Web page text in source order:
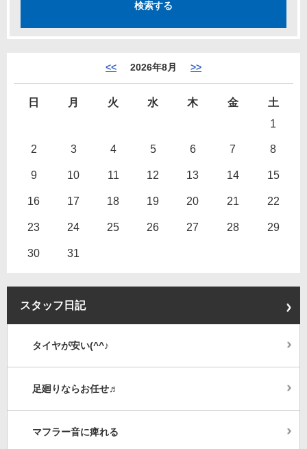
<< 2026年8月 >>
日 月 火 水 木 金
土
1
2 3 4 5 6 7 8
9 10 11 12 13 14 15
16 17 18 19 20 21 22
23 24 25 26 27 28 29
30 31
スタッフ日記
タイヤが安い(^^♪
足廻りならお任せ♬
マフラー音に痺れる